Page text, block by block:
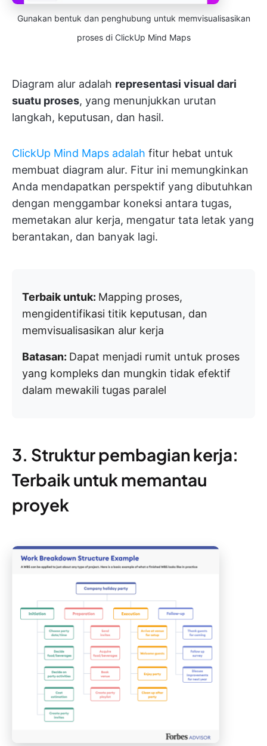
Gunakan bentuk dan penghubung untuk memvisualisasikan
proses di ClickUp Mind Maps
Diagram alur adalah representasi visual dari
suatu proses, yang menunjukkan urutan
langkah, keputusan, dan hasil.
ClickUp Mind Maps adalah fitur hebat untuk
membuat diagram alur. Fitur ini memungkinkan
Anda mendapatkan perspektif yang dibutuhkan
dengan menggambar koneksi antara tugas,
memetakan alur kerja, mengatur tata letak yang
berantakan, dan banyak lagi.
Terbaik untuk: Mapping proses,
mengidentifikasi titik keputusan, dan
memvisualisasikan alur kerja
Batasan: Dapat menjadi rumit untuk proses
yang kompleks dan mungkin tidak efektif
dalam mewakili tugas paralel
3. Struktur pembagian kerja:
Terbaik untuk memantau
proyek